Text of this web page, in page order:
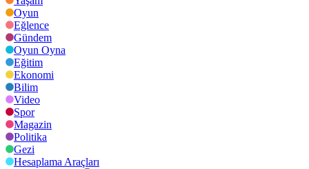
Oyun
Eğlence
Gündem
Oyun Oyna
Eğitim
Ekonomi
Bilim
Video
Spor
Magazin
Politika
Gezi
Hesaplama Araçları